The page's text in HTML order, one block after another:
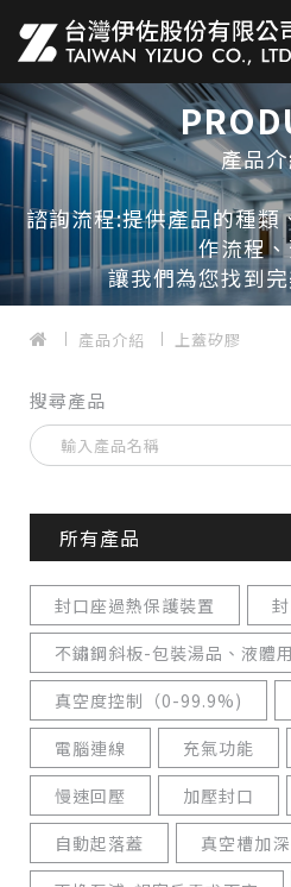
產品
諮詢流程:提供產品的種類
作流程
讓我們為您找到
產品介紹 上蓋矽膠
搜尋產品
所有產品
封口座過熱保護裝置
不鏽鋼斜板-包裝湯品、液體用
真空度控制（0-99.9%)
電腦連線
充氣功能
慢速回壓
加壓封口
自動起落蓋
真空槽加